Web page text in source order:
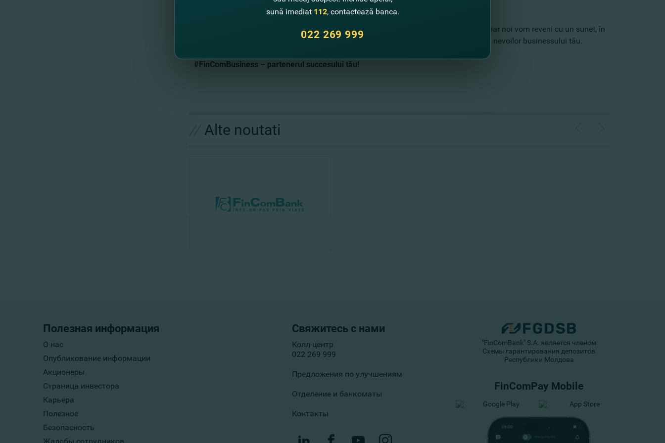
în funcţie de necesităţile specifice de dezvoltare a afacerii sale.
în orice sucursală FinComBank S.A.
sau lasă-ne datele tale de contact, iar noi vom reveni cu un sunet, în
cadrul căruia specialistul FinComBank te va ajuta să alegi sursa de finanţare potrivită nevoilor businessului tău.
#FinComBusiness – partenerul succesului tău!
Alte noutati
Полезная информация
О нас
Опубликование информации
Акционеры
Страница инвестора
Карьера
Полезное
Безопасность
Свяжитесь с нами
Колл-центр
022 269 999
Предложения по улучшениям
Отделение и банкоматы
Контакты
"FinComBank" S.A. является членом
Схемы гарантирования депозитов
Республики Молдова
FinComPay Mobile
sună imediat 112, contactează banca.
022 269 999